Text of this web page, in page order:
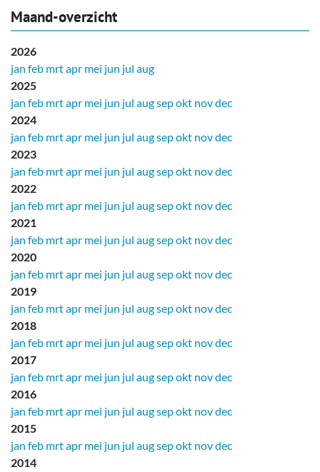
Maand-overzicht
2026
jan feb mrtapr mei jun jul aug
2025
jan feb mrtapr mei jun jul augsepokt novdec
2024
jan feb mrtapr mei jun jul augsepokt novdec
2023
jan feb mrtapr mei jun jul augsepokt novdec
2022
jan feb mrtapr mei jun jul augsepokt novdec
2021
jan feb mrtapr mei jun jul augsepokt novdec
2020
jan feb mrtapr mei jun jul augsepokt novdec
2019
jan feb mrtapr mei jun jul augsepokt novdec
2018
jan feb mrtapr mei jun jul augsepokt novdec
2017
jan feb mrtapr mei jun jul augsepokt novdec
2016
jan feb mrtapr mei jun jul augsepokt novdec
2015
jan feb mrtapr mei jun jul augsepokt novdec
2014